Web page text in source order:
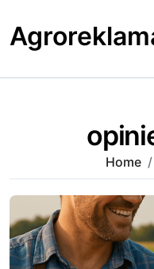
content
Home